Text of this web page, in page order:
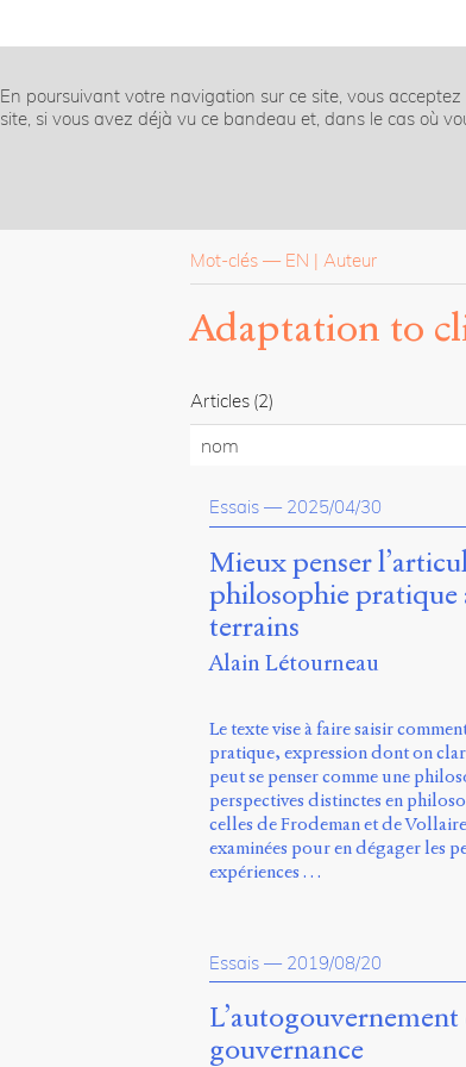
En poursuivant votre navigation sur ce site, vous
site, si vous avez déjà vu ce bandeau et, dans le cas où
Mot-clés — EN Auteur
Adaptation to
Articles (2)
nom
Essais — 2025/04/30
Mieux penser
philosophie pratique
terrains
Alain Létourneau
Le texte vise à faire saisir
pratique, expression dont on
peut se penser comme une
perspectives distinctes en
celles de Frodeman et de
examinées pour en dégager les
expériences …
Essais — 2019/08/20
L’autogouvernement
gouvernance